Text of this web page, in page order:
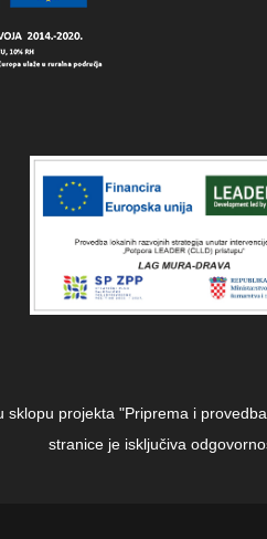
sklopu projekta "Priprema i
stranice je isključiva